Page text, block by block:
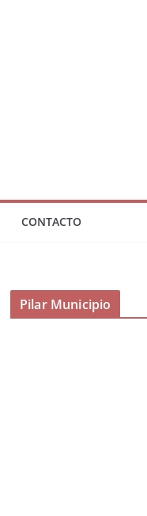
CONTACTO
Pilar Municipio